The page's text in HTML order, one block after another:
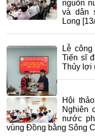
nguồn
và dân
Long
Lễ
Tiến sĩ
Thủy lợi
Hội
Nghiên
nước
vùng Đồng bằng Sông